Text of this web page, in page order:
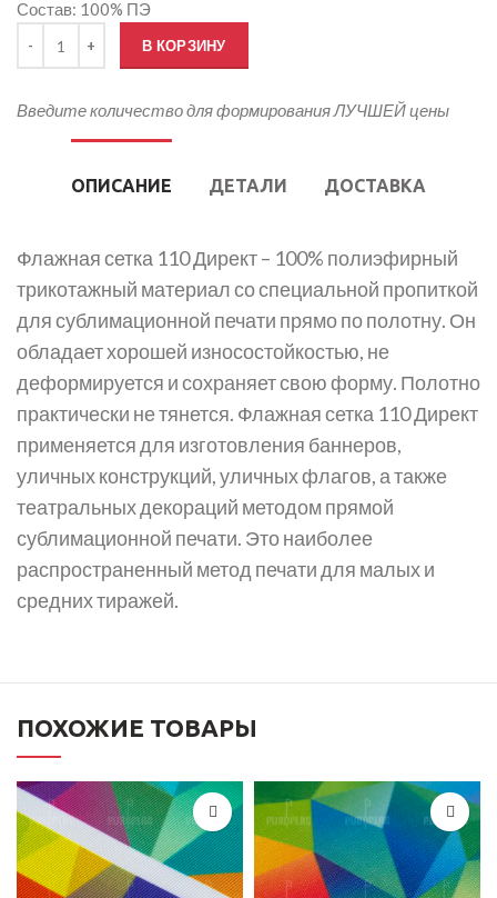
Состав: 100% ПЭ
В КОРЗИНУ
Введите количество для формирования ЛУЧШЕЙ цены
ОПИСАНИЕ ДЕТАЛИ ДОСТАВКА
Флажная сетка 110 Директ – 100% полиэфирный
трикотажный материал со специальной пропиткой
для сублимационной печати прямо по полотну. Он
обладает хорошей износостойкостью, не
деформируется и сохраняет свою форму. Полотно
практически не тянется. Флажная сетка 110 Директ
применяется для изготовления баннеров,
уличных конструкций, уличных флагов, а также
театральных декораций методом прямой
сублимационной печати. Это наиболее
распространенный метод печати для малых и
средних тиражей.
ПОХОЖИЕ ТОВАРЫ